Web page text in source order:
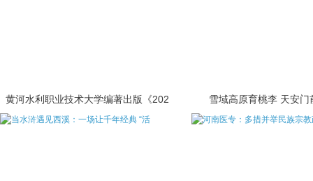
黄河水利职业技术大学编著出版《202 雪域高原育桃李 天安门